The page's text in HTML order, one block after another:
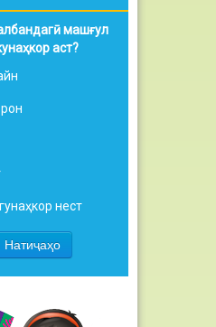
машғул
аст?
нест